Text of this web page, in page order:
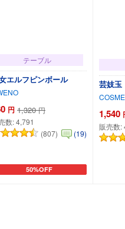
テーブル
エルフピンボール
円 1,320 円
数:4,791
(807)
(19)
50%OFF
カートに追加
芸妓玉
1,540
販売数: